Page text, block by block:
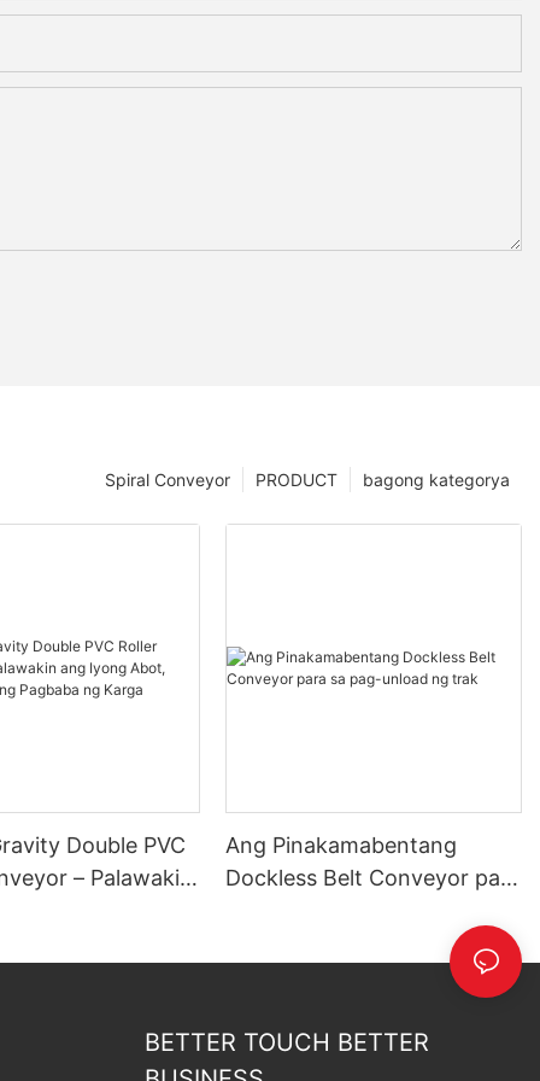
bagong kategorya
PRODUCT
Spiral Conveyor
Double PVC
– Palawakin
Ang Pinakamabentang
Dockless Belt Conveyor para
BETTER TOUCH BETTER